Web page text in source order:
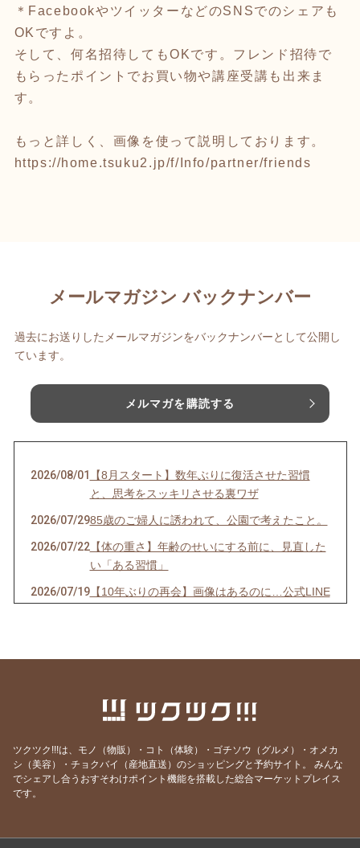
＊FacebookやツイッターなどのSNSでのシェアも
OKですよ。
そして、何名招待してもOKです。フレンド招待で
もらったポイントでお買い物や講座受講も出来ま
す。
もっと詳しく、画像を使って説明しております。
https://home.tsuku2.jp/f/Info/partner/friends
メールマガジン バックナンバー
過去にお送りしたメールマガジンをバックナンバーとして公開し
ています。
メルマガを購読する
2026/08/01
【8月スタート】数年ぶりに復活させた習慣
と、思考をスッキリさせる裏ワザ
2026/07/2985歳のご婦人に誘われて、公園で考えたこと。
2026/07/22【体の重さ】年齢のせいにする前に、見直した
い「ある習慣」
2026/07/19【10年ぶりの再会】画像はあるのに…公式LINE
け、軽やかに挑戦し続ける秘訣
るほど心が動いた理由
2026/06/15 【激痛】1週間前から膝裏が痛くて深くしゃが
2026/06/01動いたから出会えた・出会いに感謝
ツクツク!!!は、モノ（物販）・コト（体験）・ゴチソウ（グルメ）・オメカ
シ（美容）・チョクバイ（産地直送）のショッピングと予約サイト。
みんな
でシェアし合うおすそわけポイント機能を搭載した総合マーケットプレイス
です。